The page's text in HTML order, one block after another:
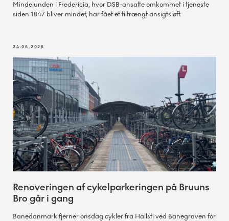
Mindelunden i Fredericia, hvor DSB-ansatte omkommet i tjeneste
siden 1847 bliver mindet, har fået et tiltrængt ansigtsløft.
24.06.2026
Renoveringen af cykelparkeringen på Bruuns
Bro går i gang
Banedanmark fjerner onsdag cykler fra Hallsti ved Banegraven for